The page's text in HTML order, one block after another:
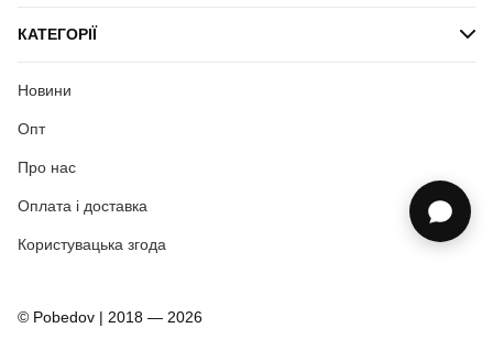
КАТЕГОРІЇ
Новини
Опт
Про нас
Оплата і доставка
Користувацька згода
© Pobedov | 2018 — 2026